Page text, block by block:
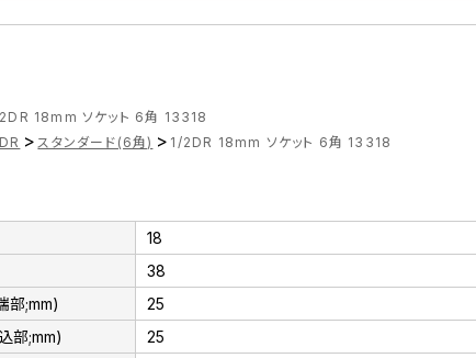
18mm ソケット 6角 13318
> スタンダード(6角) > 1/2DR 18mm ソケット 6角 13318
18
38
部;mm)
25
部;mm)
25